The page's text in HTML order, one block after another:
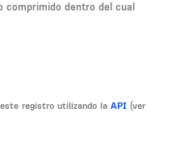
comprimido dentro del cual
registro utilizando la API (ver